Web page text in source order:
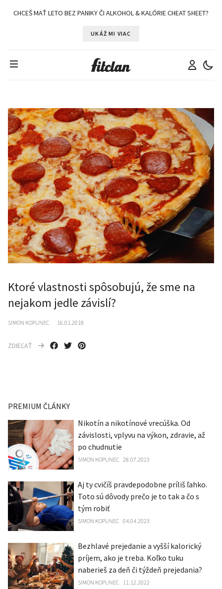
CHCEŠ MAŤ LETO BEZ PANIKY ČI ALKOHOL & KALÓRIE CHEAT SHEET?
UKÁŽ MI VIAC
Ktoré vlastnosti spôsobujú, že sme na
nejakom jedle závislí?
SIMON KOPUNEC 16.01.2018
ZDIEĽAŤ
PREMIUM ČLÁNKY
Nikotín a nikotínové vrecúška. Od
závislosti, vplyvu na výkon, zdravie, až
po chudnutie
SIMON KOPUNEC 28.07.2023
Aj ty cvičíš pravdepodobne príliš ľahko.
Toto sú dôvody prečo je to tak a čo s
tým robiť
SIMON KOPUNEC 04.04.2023
Bezhlavé prejedanie a vyšší kalorický
príjem, ako je treba. Koľko tuku
naberieš za deň či týždeň prejedania?
SIMON KOPUNEC 11.12.2022